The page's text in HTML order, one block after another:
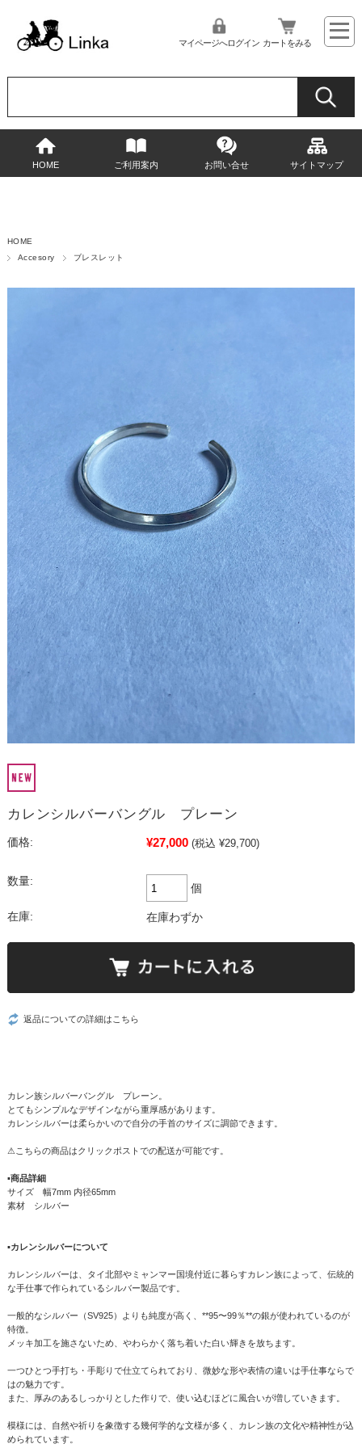
マイページへログイン カートをみる
HOME ご利用案内 お問い合せ サイトマップ
HOME
Accesory
ブレスレット
カレンシルバーバングル プレーン
価格: ¥27,000 (税込 ¥29,700)
数量:
個
在庫: 在庫わずか
返品についての詳細はこちら
カレン族シルバーバングル プレーン。
とてもシンプルなデザインながら重厚感があります。
カレンシルバーは柔らかいので自分の手首のサイズに調節できます。
⚠こちらの商品はクリックポストでの配送が可能です。
▪商品詳細
サイズ 幅7mm 内径65mm
素材 シルバー
▪カレンシルバーについて
カレンシルバーは、タイ北部やミャンマー国境付近に暮らすカレン族によって、伝統的
な手仕事で作られているシルバー製品です。
一般的なシルバー（SV925）よりも純度が高く、**95〜99％**の銀が使われているのが
特徴。
メッキ加工を施さないため、やわらかく落ち着いた白い輝きを放ちます。
一つひとつ手打ち・手彫りで仕立てられており、微妙な形や表情の違いは手仕事ならで
はの魅力です。
また、厚みのあるしっかりとした作りで、使い込むほどに風合いが増していきます。
模様には、自然や祈りを象徴する幾何学的な文様が多く、カレン族の文化や精神性が込
められています。